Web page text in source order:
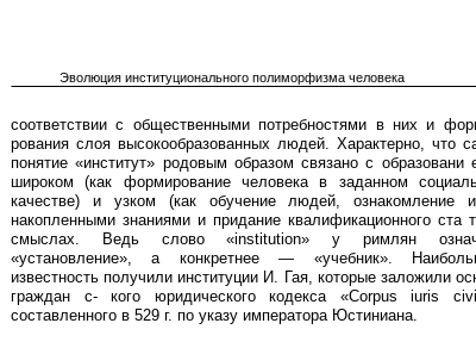
Эволюция институционального полиморфизма человека
соответствии с общественными потребностями в них и
рования слоя высокообразованных людей. Характерно, что
понятие «институт» родовым образом связано с образовани
широком (как формирование человека в заданном
качестве) и узком (как обучение людей, ознакомление
накопленными знаниями и придание квалификационного ста
смыслах. Ведь слово «institution» у римлян
«установление», а конкретнее — «учебник».
известность получили институции И. Гая, которые заложили
граждан с- кого юридического кодекса «Corpus iuris
cоставленного в 529 г. по указу императора Юстиниана.